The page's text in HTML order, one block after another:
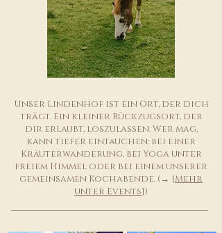
Unser Lindenhof ist ein Ort, der dich
trägt. Ein kleiner Rückzugsort, der
dir erlaubt, loszulassen. Wer mag,
kann tiefer eintauchen: bei einer
Kräuterwanderung, bei Yoga unter
freiem Himmel oder bei einem unserer
gemeinsamen Kochabende. (→ [Mehr
unter Events])